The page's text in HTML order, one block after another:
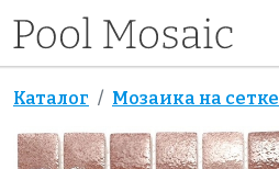
Каталог Мозаика на сетке